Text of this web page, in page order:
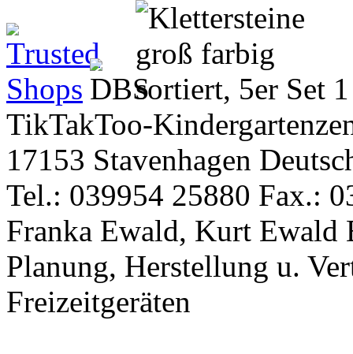
TikTakToo-
17153 Stavenhagen
Tel.: 039954 25880 Fax.:
Franka Ewald, Kurt Ewald
Planung, Herstellung u.
Freizeitgeräten